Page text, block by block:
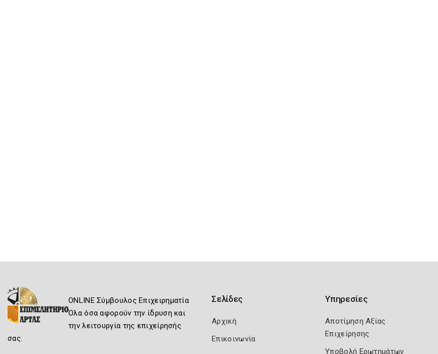
ONLINE Σύμβουλος Επιχειρηματία
Όλα όσα αφορούν την ίδρυση και
την λειτουργία της επιχείρησής
σας.
Σελίδες
Αρχική
Επικοινωνία
Υπηρεσίες
Αποτίμηση Αξίας
Επιχείρησης
Υποβολή Ερωτημάτων